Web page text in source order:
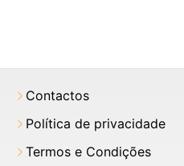
Contactos
Política de privacidade
Termos e Condições